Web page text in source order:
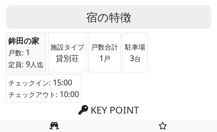
宿の特徴
鉾田の家
戸数: 1
定員: 9人迄
施設タイプ
貸別荘
戸数合計
1 戸
駐車場
3台
チェックイン: 15:00
チェックアウト: 10:00
KEY POINT